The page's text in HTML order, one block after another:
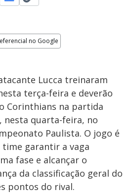
no Google
Lucca treinaram
terça-feira e deverão
Corinthians na partida
nesta quarta-feira, no
Paulista. O jogo é
garantir a vaga
fase e alcançar o
da classificação geral do
pontos do rival.